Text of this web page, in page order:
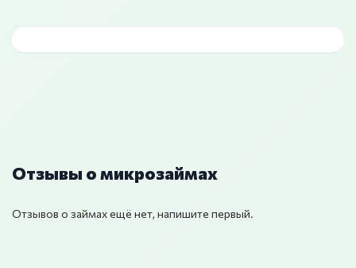
Отзывы о микрозаймах
Отзывов о займах ещё нет, напишите первый.